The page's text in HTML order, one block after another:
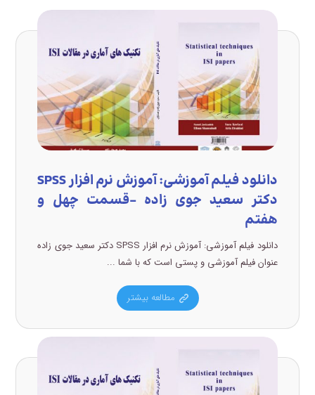
دانلود فیلم آموزشی: آموزش نرم افزار SPSS
دکتر سعید جوی زاده –قسمت چهل و
هفتم
دانلود فیلم آموزشی: آموزش نرم افزار SPSS دکتر سعید جوی زاده
عنوان فیلم آموزشی و پستی است که با شما ...
مطالعه بیشتر